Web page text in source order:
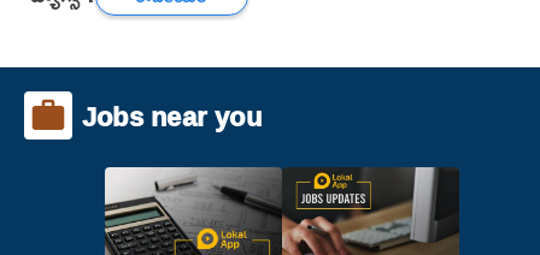
Jobs near you